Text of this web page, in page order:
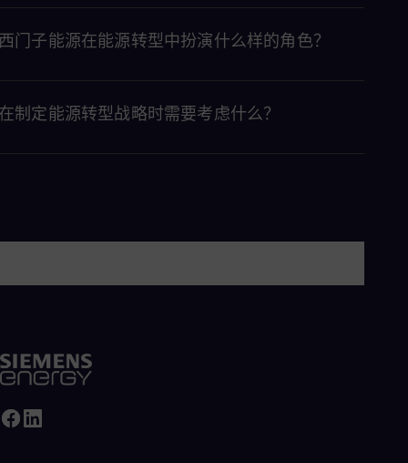
门子能源在能源转型中扮演什么样的角色？
制定能源转型战略时需要考虑什么？